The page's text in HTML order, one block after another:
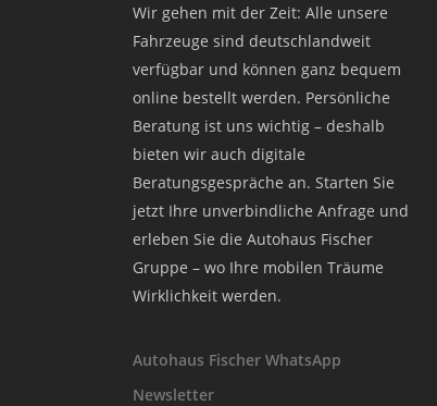
Wir gehen mit der Zeit: Alle unsere
Fahrzeuge sind deutschlandweit
verfügbar und können ganz bequem
online bestellt werden. Persönliche
Beratung ist uns wichtig – deshalb
bieten wir auch digitale
Beratungsgespräche an. Starten Sie
jetzt Ihre unverbindliche Anfrage und
erleben Sie die Autohaus Fischer
Gruppe – wo Ihre mobilen Träume
Wirklichkeit werden.
Autohaus Fischer WhatsApp
Newsletter